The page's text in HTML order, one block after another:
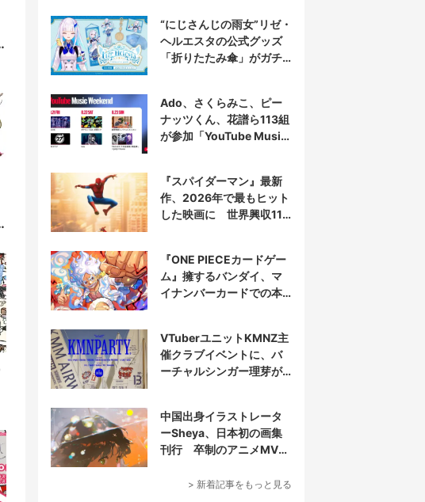
“にじさんじの雨女”リゼ・
ヘルエスタの公式グッズ
「折りたたみ傘」がガチ
Ado、さくらみこ、ピー
ナッツくん、花譜ら113組
が参加「YouTube Music
『スパイダーマン』最新
作、2026年で最もヒット
した映画に 世界興収11
『ONE PIECEカードゲー
ム』擁するバンダイ、マ
イナンバーカードでの本
VTuberユニットKMNZ主
催クラブイベントに、バ
ーチャルシンガー理芽が
中国出身イラストレータ
ーSheya、日本初の画集
刊行 卒制のアニメMVが
> 新着記事をもっと見る